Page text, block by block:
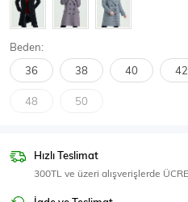
SPOR GİYİM
Eşofman Üstü
Beden:
36 38 40 42
48 50
Hızlı Teslimat
300TL ve üzeri alışverişlerde